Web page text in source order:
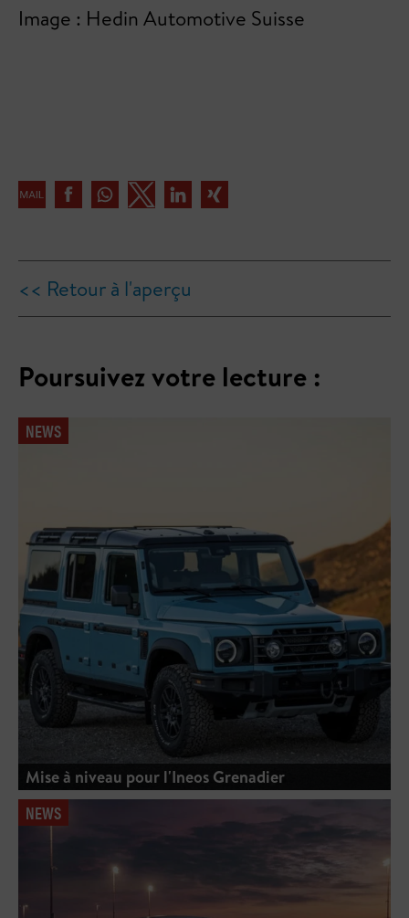
Image : Hedin Automotive Suisse
<< Retour à l'aperçu
Poursuivez votre lecture :
NEWS
Mise à niveau pour l'Ineos Grenadier
NEWS